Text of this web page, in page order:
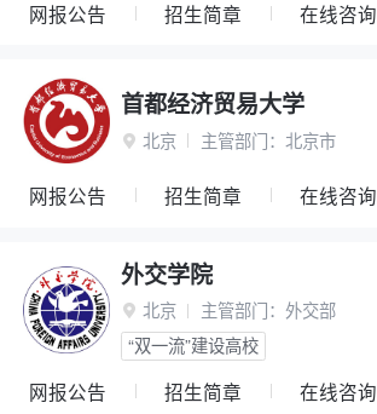
网报公告 招生简章 在线咨询
首都经济贸易大学
 北京 主管部门： 北京市
网报公告 招生简章 在线咨询
外交学院
 北京 主管部门： 外交部
“双一流”建设高校
网报公告 招生简章 在线咨询